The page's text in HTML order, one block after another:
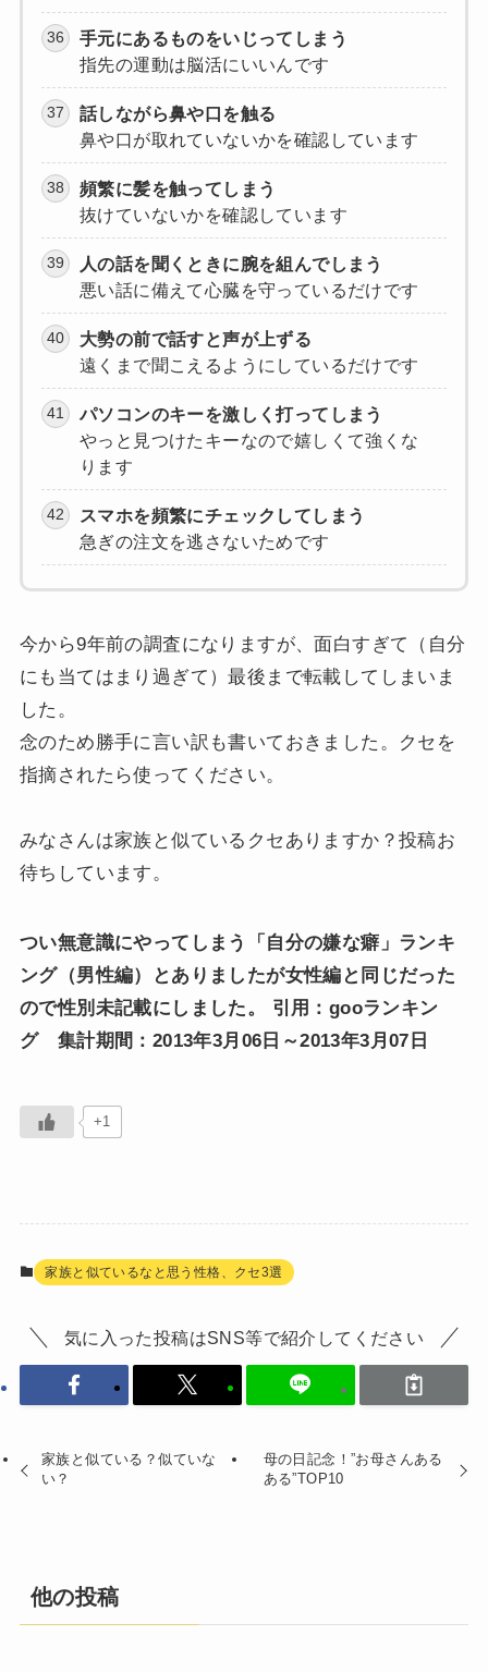
手元にあるものをいじってしまう
指先の運動は脳活にいいんです
話しながら鼻や口を触る
鼻や口が取れていないかを確認しています
頻繁に髪を触ってしまう
抜けていないかを確認しています
人の話を聞くときに腕を組んでしまう
悪い話に備えて心臓を守っているだけです
大勢の前で話すと声が上ずる
遠くまで聞こえるようにしているだけです
パソコンのキーを激しく打ってしまう
やっと見つけたキーなので嬉しくて強くな
ります
スマホを頻繁にチェックしてしまう
急ぎの注文を逃さないためです
今から9年前の調査になりますが、面白すぎて（自分
にも当てはまり過ぎて）最後まで転載してしまいま
した。
念のため勝手に言い訳も書いておきました。クセを
指摘されたら使ってください。
みなさんは家族と似ているクセありますか？投稿お
待ちしています。
つい無意識にやってしまう「自分の嫌な癖」ランキ
ング（男性編）とありましたが女性編と同じだった
ので性別未記載にしました。
引用：gooランキン
グ 集計期間：2013年3月06日～2013年3月07日
+1
家族と似ているなと思う性格、クセ3選
気に入った投稿はSNS等で紹介してください
家族と似ている？似ていな
い？
母の日記念！”お母さんある
ある”TOP10
他の投稿